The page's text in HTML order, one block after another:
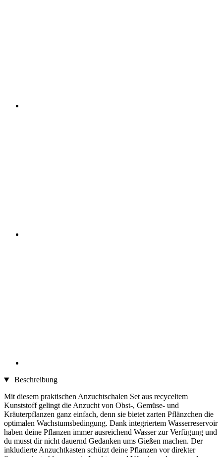
Beschreibung
Mit diesem praktischen Anzuchtschalen Set aus recyceltem
Kunststoff gelingt die Anzucht von Obst-, Gemüse- und
Kräuterpflanzen ganz einfach, denn sie bietet zarten Pflänzchen die
optimalen Wachstumsbedingung. Dank integriertem Wasserreservoir
haben deine Pflanzen immer ausreichend Wasser zur Verfügung und
du musst dir nicht dauernd Gedanken ums Gießen machen. Der
inkludierte Anzuchtkasten schützt deine Pflanzen vor direkter